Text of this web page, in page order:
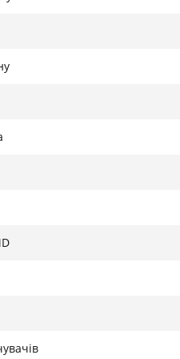
Vega 8 / Wi-Fi 5 /
без компромісів